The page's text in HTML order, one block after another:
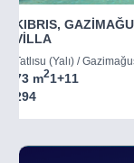
KIBRIS,
VİLLA
Tatlısu (Yalı) /
73 m21+11
294
of